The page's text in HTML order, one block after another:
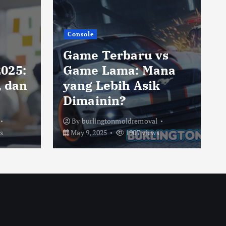
dan
Console
Game Terbaru vs
Game Lama: Mana
yang Lebih Asik
Dimainin?
Byburlingtonmoldremoval
May 9, 2025
1907 views